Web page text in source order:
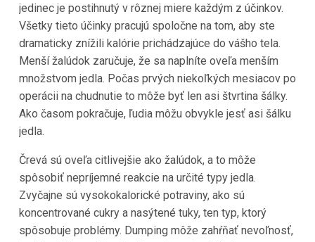
jedinec je postihnutý v rôznej miere každým z účinkov.
Všetky tieto účinky pracujú spoločne na tom, aby ste
dramaticky znížili kalórie prichádzajúce do vášho tela.
Menší žalúdok zaručuje, že sa naplníte oveľa menším
množstvom jedla. Počas prvých niekoľkých mesiacov po
operácii na chudnutie to môže byť len asi štvrtina šálky.
Ako časom pokračuje, ľudia môžu obvykle jesť asi šálku
jedla.
Črevá sú oveľa citlivejšie ako žalúdok, a to môže
spôsobiť nepríjemné reakcie na určité typy jedla.
Zvyčajne sú vysokokalorické potraviny, ako sú
koncentrované cukry a nasýtené tuky, ten typ, ktorý
spôsobuje problémy. Dumping môže zahŕňať nevoľnosť,